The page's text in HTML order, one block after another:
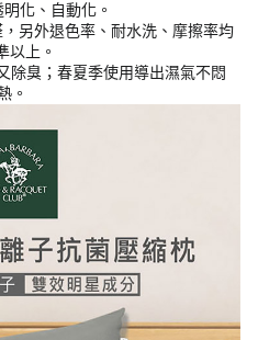
化、自動化。
另外退色率、耐水洗、摩擦率均
以上。
除臭；春夏季使用導出濕氣不悶
。